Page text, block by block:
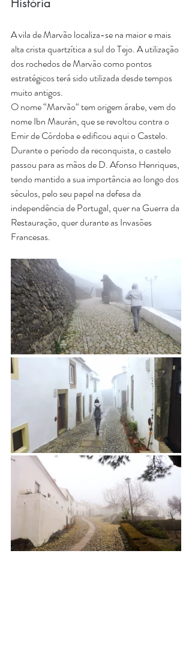
A vila de Marvão localiza-se na maior e mais
alta crista quartzítica a sul do Tejo. A utilização
dos rochedos de Marvão como pontos
estratégicos terá sido utilizada desde tempos
muito antigos.
O nome “Marvão“ tem origem árabe, vem do
nome Ibn Maurán, que se revoltou contra o
Emir de Córdoba e edificou aqui o Castelo.
Durante o período da reconquista, o castelo
passou para as mãos de D. Afonso Henriques,
tendo mantido a sua importância ao longo dos
séculos, pelo seu papel na defesa da
independência de Portugal, quer na Guerra da
Restauração, quer durante as Invasões
Francesas.